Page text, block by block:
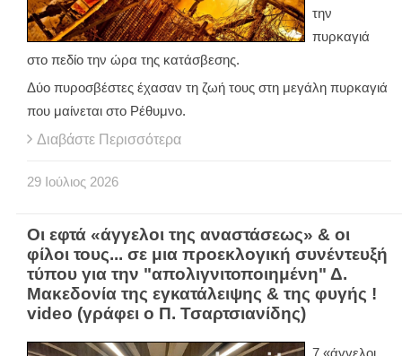
την
πυρκαγιά
στο πεδίο την ώρα της κατάσβεσης.
Δύο πυροσβέστες έχασαν τη ζωή τους στη μεγάλη πυρκαγιά
που μαίνεται στο Ρέθυμνο.
Διαβάστε Περισσότερα
29 Ιούλιος 2026
Οι εφτά «άγγελοι της αναστάσεως» & οι
φίλοι τους... σε μια προεκλογική συνέντευξή
τύπου για την "απολιγνιτοποιημένη" Δ.
Μακεδονία της εγκατάλειψης & της φυγής !
video (γράφει ο Π. Τσαρτσιανίδης)
7 «άγγελοι